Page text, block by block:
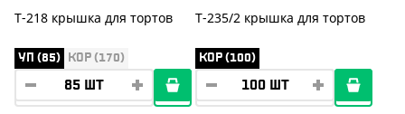
Т-218 крышка для тортов
УП (85) КОР (170)
Т-235/2 крышка для тортов
КОР (100)